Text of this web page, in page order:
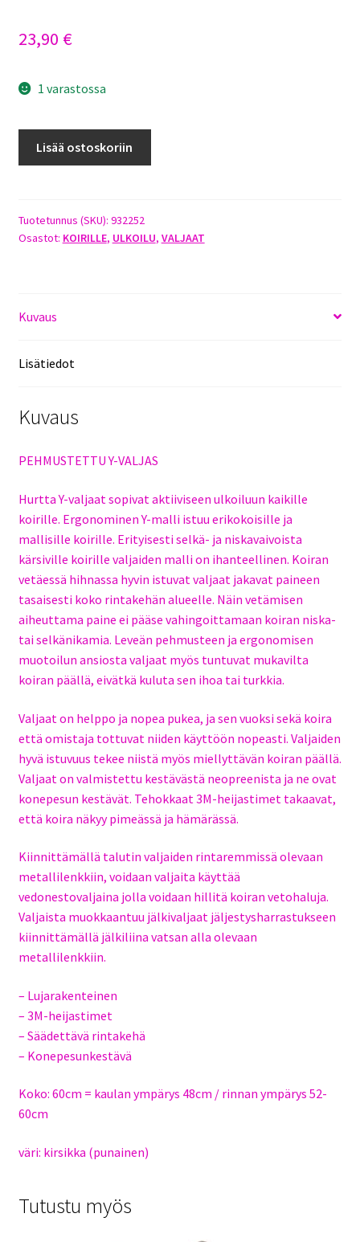
23,90 €
1 varastossa
60CM
KIRSIKKA
Lisää ostoskoriin
Tuotetunnus (SKU): 932252
Osastot: KOIRILLE, ULKOILU, VALJAAT
Kuvaus
Lisätiedot
Kuvaus
PEHMUSTETTU Y-VALJAS
Hurtta Y-valjaat sopivat aktiiviseen ulkoiluun kaikille
koirille. Ergonominen Y-malli istuu erikokoisille ja
mallisille koirille. Erityisesti selkä- ja niskavaivoista
kärsiville koirille valjaiden malli on ihanteellinen. Koiran
vetäessä hihnassa hyvin istuvat valjaat jakavat paineen
tasaisesti koko rintakehän alueelle. Näin vetämisen
aiheuttama paine ei pääse vahingoittamaan koiran niska-
tai selkänikamia. Leveän pehmusteen ja ergonomisen
muotoilun ansiosta valjaat myös tuntuvat mukavilta
koiran päällä, eivätkä kuluta sen ihoa tai turkkia.
Valjaat on helppo ja nopea pukea, ja sen vuoksi sekä koira
että omistaja tottuvat niiden käyttöön nopeasti. Valjaiden
hyvä istuvuus tekee niistä myös miellyttävän koiran päällä.
Valjaat on valmistettu kestävästä neopreenista ja ne ovat
konepesun kestävät. Tehokkaat 3M-heijastimet takaavat,
että koira näkyy pimeässä ja hämärässä.
Kiinnittämällä talutin valjaiden rintaremmissä olevaan
metallilenkkiin, voidaan valjaita käyttää
vedonestovaljaina jolla voidaan hillitä koiran vetohaluja.
Valjaista muokkaantuu jälkivaljaat jäljestysharrastukseen
kiinnittämällä jälkiliina vatsan alla olevaan
metallilenkkiin.
– Lujarakenteinen
– 3M-heijastimet
– Säädettävä rintakehä
– Konepesunkestävä
Koko: 60cm = kaulan ympärys 48cm / rinnan ympärys 52-
60cm
väri: kirsikka (punainen)
Tutustu myös